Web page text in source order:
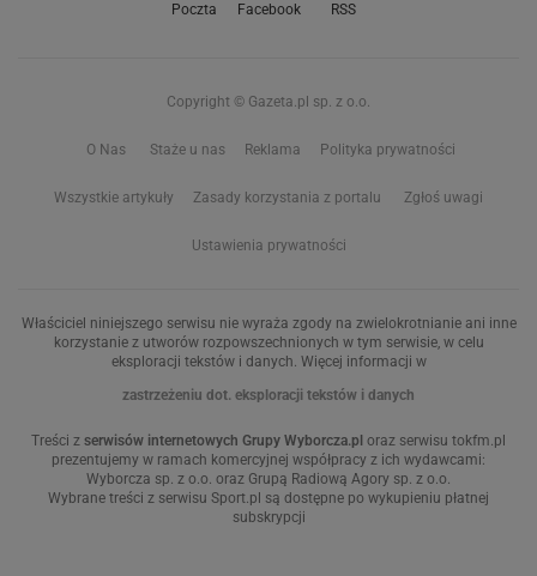
Poczta Facebook RSS
Copyright © Gazeta.pl sp. z o.o.
O Nas Staże u nas Reklama Polityka prywatności
Wszystkie artykuły Zasady korzystania z portalu Zgłoś uwagi
Ustawienia prywatności
Właściciel niniejszego serwisu nie wyraża zgody na zwielokrotnianie ani inne
korzystanie z utworów rozpowszechnionych w tym serwisie, w celu
eksploracji tekstów i danych. Więcej informacji w
zastrzeżeniu dot. eksploracji tekstów i danych
Treści z serwisów internetowych Grupy Wyborcza.pl oraz serwisu tokfm.pl
prezentujemy w ramach komercyjnej współpracy z ich wydawcami:
Wyborcza sp. z o.o. oraz Grupą Radiową Agory sp. z o.o.
Wybrane treści z serwisu Sport.pl są dostępne po wykupieniu płatnej
subskrypcji